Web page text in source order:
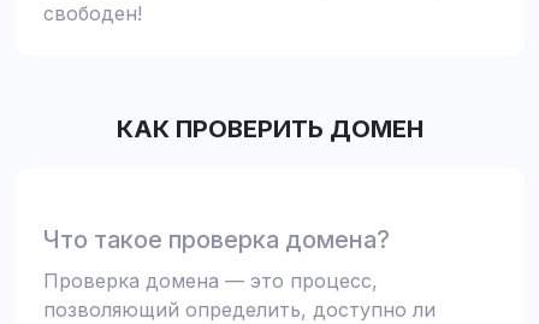
свободен!
КАК ПРОВЕРИТЬ ДОМЕН
Что такое проверка домена?
Проверка домена — это процесс,
позволяющий определить, доступно ли